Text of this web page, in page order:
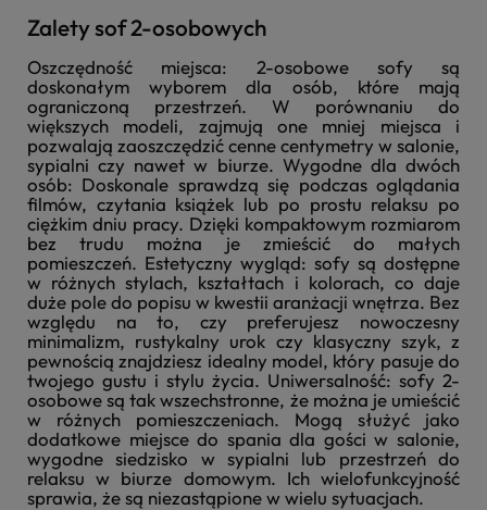
Zalety sof 2-osobowych
Oszczędność miejsca: 2-osobowe sofy są
doskonałym wyborem dla osób, które mają
ograniczoną przestrzeń. W porównaniu do
większych modeli, zajmują one mniej miejsca i
pozwalają zaoszczędzić cenne centymetry w salonie,
sypialni czy nawet w biurze. Wygodne dla dwóch
osób: Doskonale sprawdzą się podczas oglądania
filmów, czytania książek lub po prostu relaksu po
ciężkim dniu pracy. Dzięki kompaktowym rozmiarom
bez trudu można je zmieścić do małych
pomieszczeń. Estetyczny wygląd: sofy są dostępne
w różnych stylach, kształtach i kolorach, co daje
duże pole do popisu w kwestii aranżacji wnętrza. Bez
względu na to, czy preferujesz nowoczesny
minimalizm, rustykalny urok czy klasyczny szyk, z
pewnością znajdziesz idealny model, który pasuje do
twojego gustu i stylu życia. Uniwersalność: sofy 2-
osobowe są tak wszechstronne, że można je umieścić
w różnych pomieszczeniach. Mogą służyć jako
dodatkowe miejsce do spania dla gości w salonie,
wygodne siedzisko w sypialni lub przestrzeń do
relaksu w biurze domowym. Ich wielofunkcyjność
sprawia, że są niezastąpione w wielu sytuacjach.